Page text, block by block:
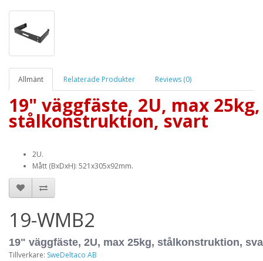
Allmänt Relaterade Produkter Reviews (0)
19" väggfäste, 2U, max 25kg,
stålkonstruktion, svart
2U.
Mått (BxDxH): 521x305x92mm.
19-WMB2
19" väggfäste, 2U, max 25kg, stålkonstruktion,
Tillverkare: SweDeltaco AB